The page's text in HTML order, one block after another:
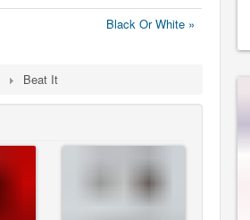
Black Or White »
Beat It